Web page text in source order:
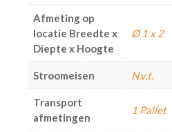
Afmeting op
locatie Breedte x
Diepte x Hoogte
Ø 1 x 2
Stroomeisen N.v.t.
Transport
afmetingen
1 Pallet